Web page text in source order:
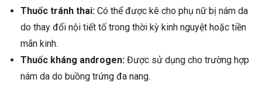
Thuốc tránh thai: Có thể được kê cho phụ nữ bị nám da
do thay đổi nội tiết tố trong thời kỳ kinh nguyệt hoặc tiền
mãn kinh.
Thuốc kháng androgen: Được sử dụng cho trường hợp
nám da do buồng trứng đa nang.